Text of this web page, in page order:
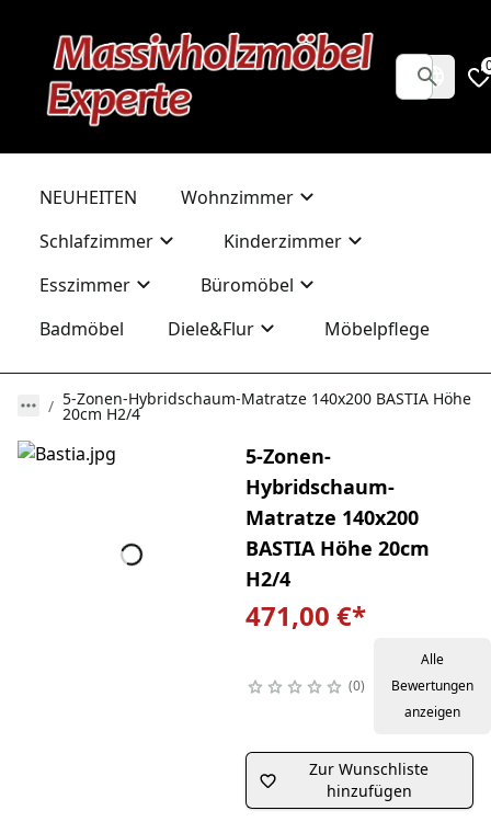
NEUHEITEN
Wohnzimmer
Schlafzimmer
Kinderzimmer
Esszimmer
Büromöbel
Badmöbel
Diele&Flur Möbelpflege
5-Zonen-Hybridschaum-Matratze 140x200 BASTIA Höhe
20cm H2/4
5-Zonen-
Hybridschaum-
Matratze 140x200
BASTIA Höhe 20cm
H2/4
471,00 €*
0
Alle
Bewertungen
anzeigen
Zur Wunschliste
hinzufügen